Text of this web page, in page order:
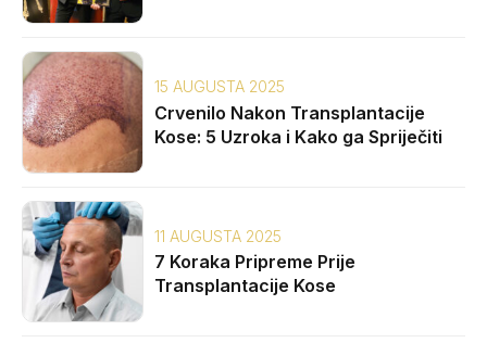
15 AUGUSTA 2025
Crvenilo Nakon Transplantacije
Kose: 5 Uzroka i Kako ga Spriječiti
11 AUGUSTA 2025
7 Koraka Pripreme Prije
Transplantacije Kose